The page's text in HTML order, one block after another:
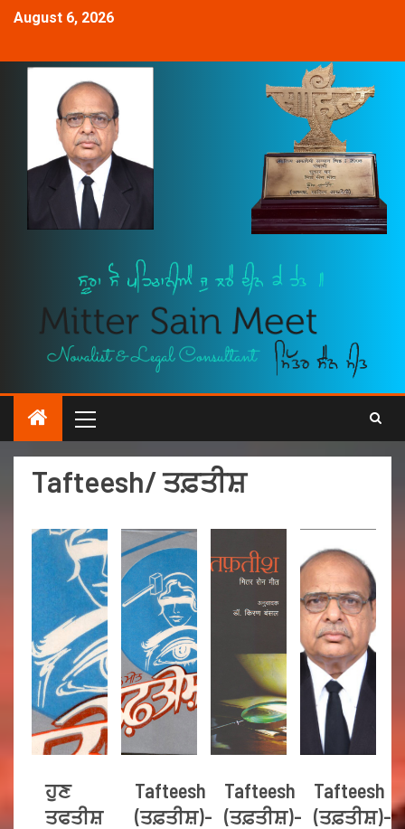
August 6, 2026
Tafteesh/ ਤਫ਼ਤੀਸ਼
ਹੁਣ
ਤਫਤੀਸ਼
Tafteesh
(ਤਫ਼ਤੀਸ਼)-
Tafteesh
(ਤਫ਼ਤੀਸ਼)-
Tafteesh
(ਤਫ਼ਤੀਸ਼)-